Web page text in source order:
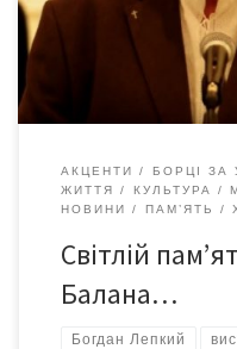
ключові етапи творчого
вибрані книжкові видання,
Баланом, які […]
АКЦЕНТИ БОРЦІ ЗА
ЖИТТЯ
КУЛЬТУРА
НОВИНИ
ПАМ’ЯТЬ
Світлій
Балана…
Богдан Лепкий